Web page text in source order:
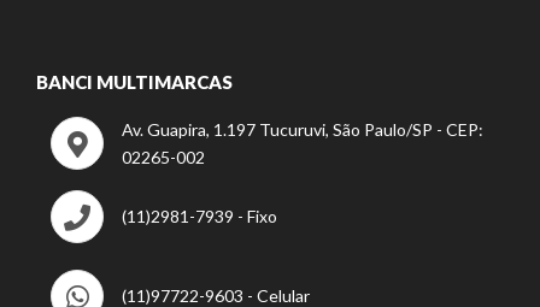
BANCI MULTIMARCAS
Av. Guapira, 1.197 Tucuruvi, São Paulo/SP - CEP:
02265-002
(11)2981-7939 - Fixo
(11)97722-9603 - Celular